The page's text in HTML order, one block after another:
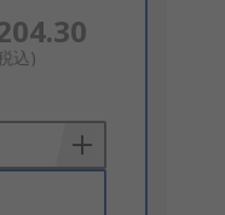
込)